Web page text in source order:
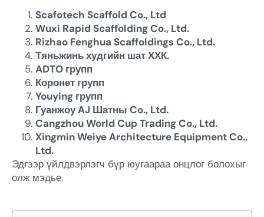
Scafotech Scaffold Co., Ltd
Wuxi Rapid Scaffolding Co., Ltd.
Rizhao Fenghua Scaffoldings Co., Ltd.
Тяньжинь худгийн шат ХХК.
ADTO групп
Коронет групп
Youying групп
Гуанжоу AJ Шатны Co., Ltd.
Cangzhou World Cup Trading Co., Ltd.
Xingmin Weiye Architecture Equipment Co.,
Ltd.
Эдгээр үйлдвэрлэгч бүр юугаараа онцлог болохыг
олж мэдье.